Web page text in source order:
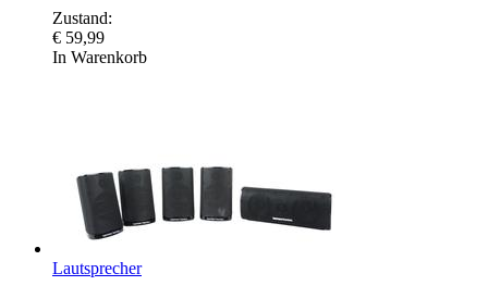
Zustand:
€ 59,99
In Warenkorb
Lautsprecher